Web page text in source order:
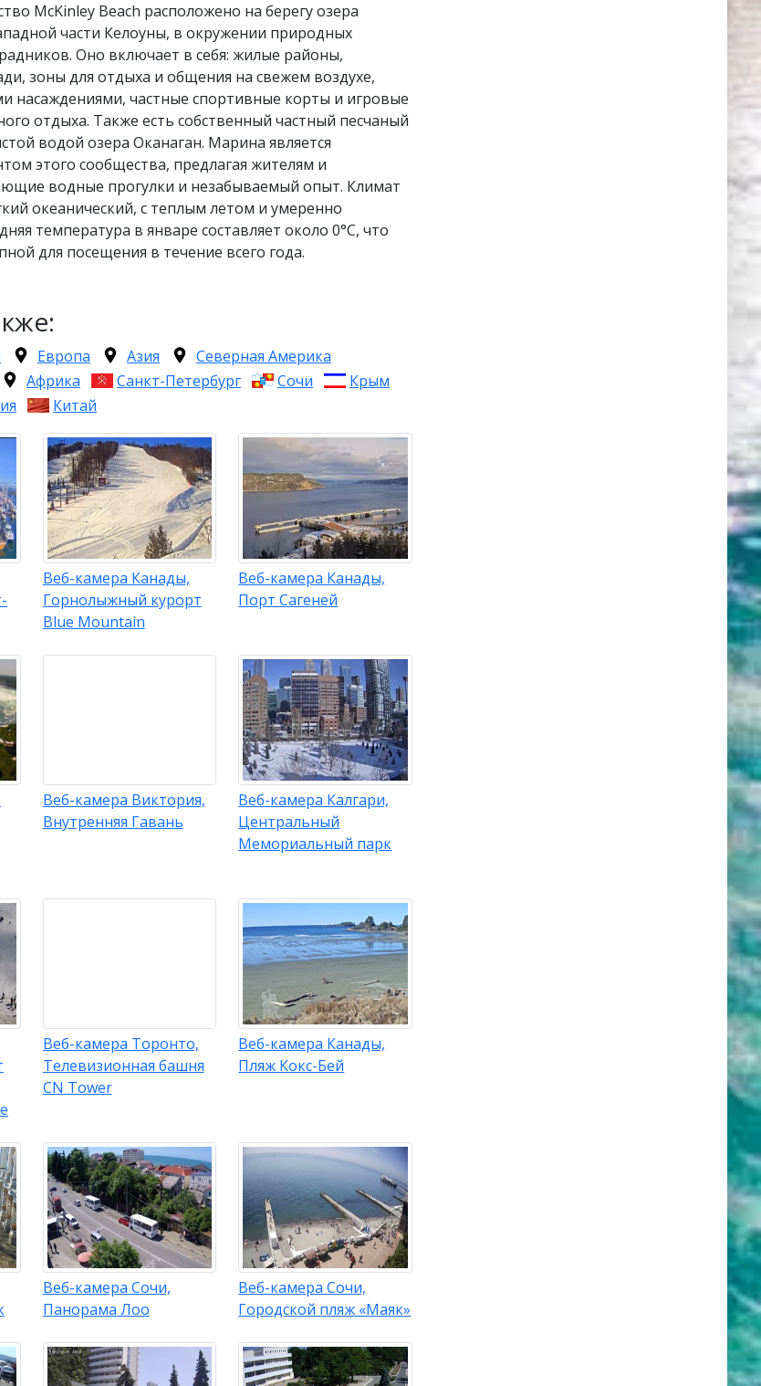
McKinley Beach расположено на берегу озера
части Келоуны, в окружении природных
Оно включает в себя: жилые районы,
зоны для отдыха и общения на свежем воздухе,
насаждениями, частные спортивные корты и игровые
отдыха. Также есть собственный частный песчаный
водой озера Оканаган. Марина является
этого сообщества, предлагая жителям и
водные прогулки и незабываемый опыт. Климат
океанический, с теплым летом и умеренно
температура в январе составляет около 0°C, что
для посещения в течение всего года.
Европа Азия
Северная Америка
Африка Санкт-Петербург Сочи
Крым
Китай
Веб-камера Канады,
Горнолыжный курорт
Blue Mountain
Веб-камера Канады,
Порт Сагеней
Веб-камера Виктория,
Внутренняя Гавань
Веб-камера Калгари,
Центральный
Мемориальный парк
Веб-камера Торонто,
Телевизионная башня
CN Tower
Веб-камера Канады,
Пляж Кокс-Бей
Веб-камера Сочи,
Панорама Лоо
Веб-камера Сочи,
Городской пляж «Маяк»